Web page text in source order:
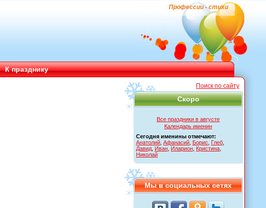
Профессии - стихи
К празднику
Поиск по сайту
Скоро
Все праздники в августе
Календарь именин
Сегодня именины отмечают:
Анатолий Афанасий Борис Глеб
Давид Иван Иларион Кристина
Николай
Мы в социальных сетях